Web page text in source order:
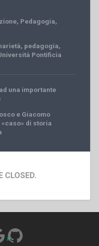
, Pedagogia,
, pedagogia,
Pontificia
una importante
e Giacomo
di storia
CLOSED.
GitHub